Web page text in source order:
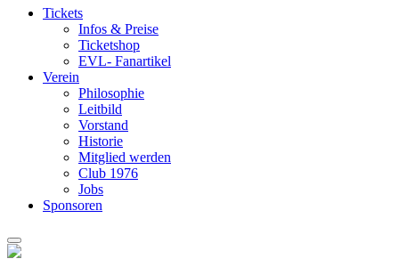
Tickets
Infos & Preise
Ticketshop
EVL- Fanartikel
Verein
Philosophie
Leitbild
Vorstand
Historie
Mitglied werden
Club 1976
Jobs
Sponsoren